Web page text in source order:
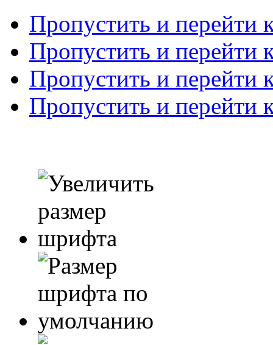
Пропустить и перейти
Пропустить и перейти
Пропустить и перейти
Пропустить и перейти